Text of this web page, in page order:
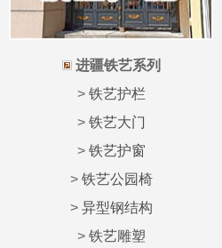
进疆铁艺系列
> 铁艺护栏
> 铁艺大门
> 铁艺护窗
> 铁艺公园椅
> 异型钢结构
> 铁艺雕塑